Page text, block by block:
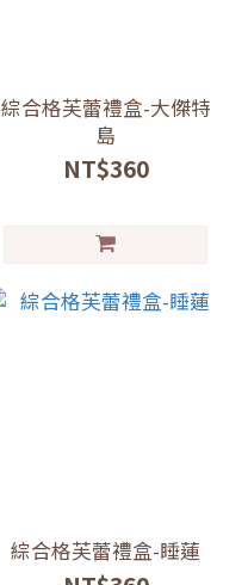
綜合格芙蕾禮盒-大傑特
島
NT$360
綜合格芙蕾禮盒-睡蓮